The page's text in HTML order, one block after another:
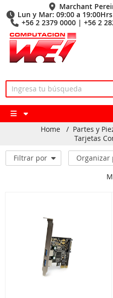
Marchant
Lun y Mar: 09:00 a
+56 2 2379 0000 | +56 2
Home / Partes y
Tarjetas
Filtrar por Organizar